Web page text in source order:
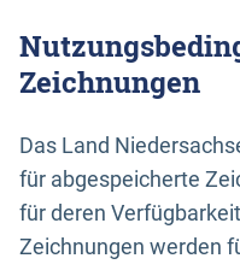
Zeichnungen
Das Land
für abgespeicherte
für deren
Zeichnungen werden